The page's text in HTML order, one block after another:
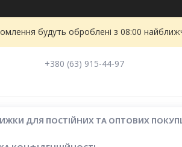
будуть оброблені з 08:00
+380 (63) 915-44-97
ДЛЯ ПОСТІЙНИХ ТА ОПТОВИХ